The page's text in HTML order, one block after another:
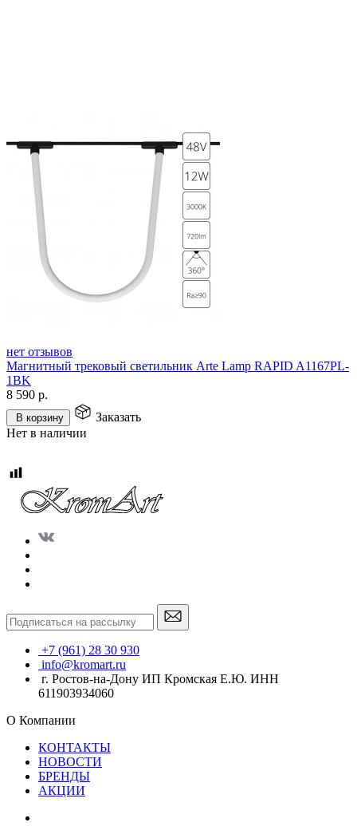
нет отзывов
Магнитный трековый светильник Arte Lamp RAPID A1167PL-
1BK
8 590 р.
В корзину
Заказать
Нет в наличии
+7 (961) 28 30 930
info@kromart.ru
г. Ростов-на-Дону ИП Кромская Е.Ю. ИНН
611903934060
О Компании
КОНТАКТЫ
НОВОСТИ
БРЕНДЫ
АКЦИИ